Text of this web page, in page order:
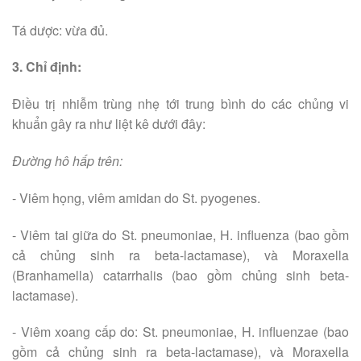
Tá dược: vừa đủ.
3. Chỉ định:
Điều trị nhiễm trùng nhẹ tới trung bình do các chủng vi
khuẩn gây ra như liệt kê dưới đây:
Đường hô hấp trên:
- Viêm họng, viêm amidan do St. pyogenes.
- Viêm tai giữa do St. pneumoniae, H. influenza (bao gồm
cả chủng sinh ra beta-lactamase), và Moraxella
(Branhamella) catarrhalis (bao gồm chủng sinh beta-
lactamase).
- Viêm xoang cấp do: St. pneumoniae, H. influenzae (bao
gồm cả chủng sinh ra beta-lactamase), và Moraxella